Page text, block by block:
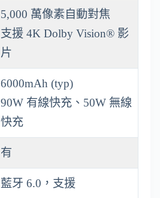
5,000 萬像素自動對焦
支援 4K Dolby Vision® 影
片
6000mAh (typ)
90W 有線快充、50W 無線
快充
有
藍牙 6.0，支援